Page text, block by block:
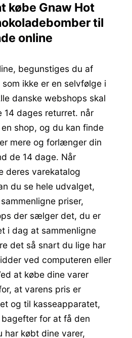
købe Gnaw Hot
til
online
begunstiges du af
ikke er en selvfølge i
danske webshops skal
dages returret. når
shop, og du kan finde
mere og forlænger din
de 14 dage. Når
deres varekatalog
du se hele udvalget,
priser,
der sælger det, du er
i dag at sammenligne
det så snart du lige har
ved computeren eller
at købe dine varer
at varens pris er
og til kasseapparatet,
for at få den
har købt dine varer,